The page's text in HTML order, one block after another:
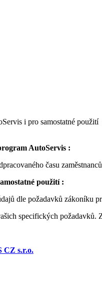
i pro samostatné použití
AutoServis :
času
použití :
dle požadavků zákoníku
specifických požadavků.
CZ s.r.o.